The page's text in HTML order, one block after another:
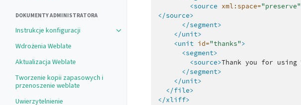
DOKUMENTY ADMINISTRATORA
Instrukcje konfiguracji
Wdrożenia Weblate
Aktualizacja Weblate
Tworzenie kopii zapasowych i
przenoszenie weblate
Uwierzytelnienie
<source xml:space="preserve"
</source>
</segment>
</unit>
<unit id="thanks">
<segment>
<source>Thank you for using
</segment>
</unit>
</file>
</xliff>